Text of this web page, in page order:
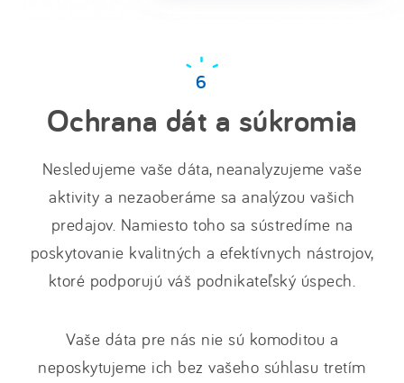
Ochrana dát a súkromia
Nesledujeme vaše dáta, neanalyzujeme vaše
aktivity a nezaoberáme sa analýzou vašich
predajov. Namiesto toho sa sústredíme na
poskytovanie kvalitných a efektívnych nástrojov,
ktoré podporujú váš podnikateľský úspech.
Vaše dáta pre nás nie sú komoditou a
neposkytujeme ich bez vašeho súhlasu tretím